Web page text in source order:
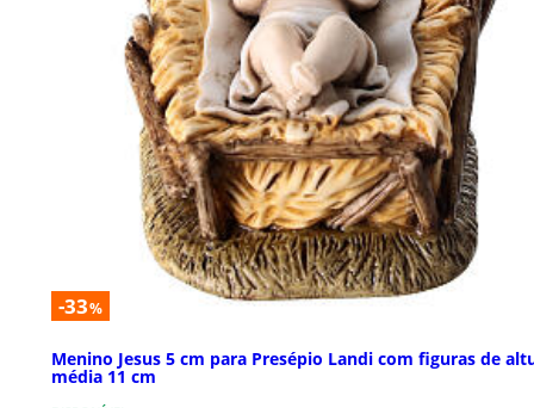
-33%
Menino Jesus 5 cm para Presépio Landi com figuras de
média 11 cm